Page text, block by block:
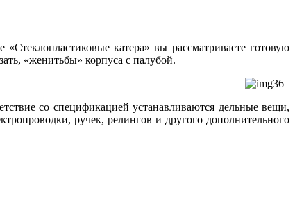
катера» вы рассматриваете готовую
«женитьбы» корпуса с палубой.
со спецификацией устанавливаются дельные вещи,
ручек, релингов и другого дополнительного